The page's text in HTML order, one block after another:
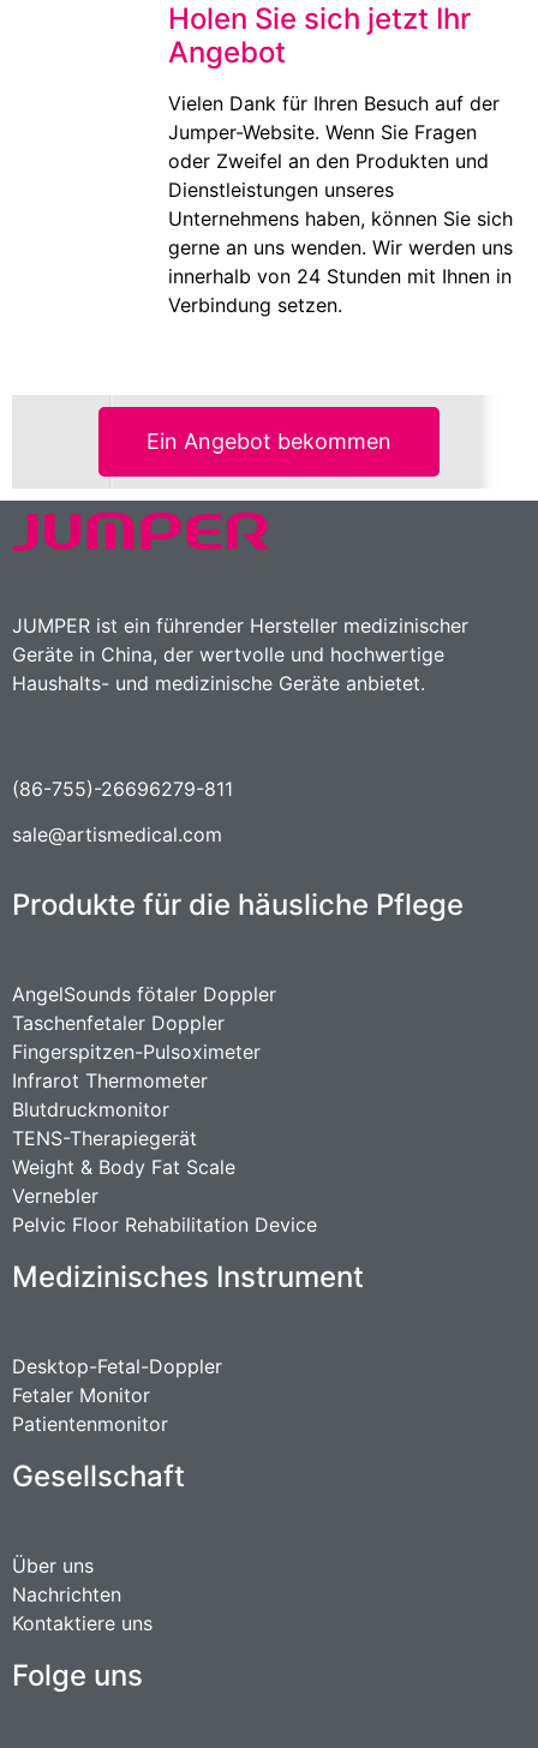
Holen Sie sich jetzt Ihr
Angebot
Vielen Dank für Ihren Besuch auf der
Jumper-Website. Wenn Sie Fragen
oder Zweifel an den Produkten und
Dienstleistungen unseres
Unternehmens haben, können Sie sich
gerne an uns wenden. Wir werden uns
innerhalb von 24 Stunden mit Ihnen in
Verbindung setzen.
Ein Angebot bekommen
JUMPER ist ein führender Hersteller medizinischer
Geräte in China, der wertvolle und hochwertige
Haushalts- und medizinische Geräte anbietet.
(86-755)-26696279-811
sale@artismedical.com
Produkte für die häusliche Pflege
AngelSounds fötaler Doppler
Taschenfetaler Doppler
Fingerspitzen-Pulsoximeter
Infrarot Thermometer
Blutdruckmonitor
TENS-Therapiegerät
Weight & Body Fat Scale
Vernebler
Pelvic Floor Rehabilitation Device
Medizinisches Instrument
Desktop-Fetal-Doppler
Fetaler Monitor
Patientenmonitor
Gesellschaft
Über uns
Nachrichten
Kontaktiere uns
Folge uns